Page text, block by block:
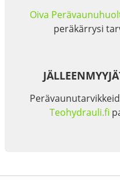
Oiva
peräkärrysi
Teohydrauli.fi